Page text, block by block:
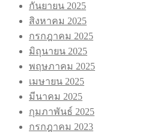
กันยายน 2025
สิงหาคม 2025
กรกฎาคม 2025
มิถุนายน 2025
พฤษภาคม 2025
เมษายน 2025
มีนาคม 2025
กุมภาพันธ์ 2025
กรกฎาคม 2023